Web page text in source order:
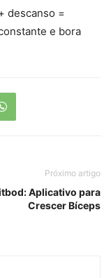
descanso =
e bora
Próximo artigo
Aplicativo para
Crescer Bíceps